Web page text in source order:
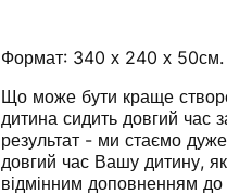
Формат: 340 х 240 х 50см.
Що може бути краще
дитина сидить довгий час
результат - ми стаємо
довгий час Вашу дитину,
відмінним доповненням